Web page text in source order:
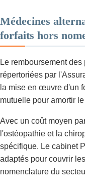
Médecines
forfaits hors
Le remboursement
répertoriées par
la mise en œuvre d'un
mutuelle pour amortir
Avec un coût moyen
l'ostéopathie et la
spécifique. Le cabinet
adaptés pour couvrir
nomenclature du